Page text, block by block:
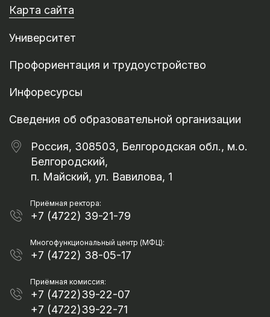
Карта сайта
Университет
Профориентация и трудоустройство
Инфоресурсы
Сведения об образовательной организации
Россия, 308503, Белгородская обл., м.о.
Белгородский,
п. Майский, ул. Вавилова, 1
Приёмная ректора:
+7 (4722) 39-21-79
Многофункциональный центр (МФЦ):
+7 (4722) 38-05-17
Приёмная комиссия:
+7 (4722)39-22-07
+7 (4722)39-22-71